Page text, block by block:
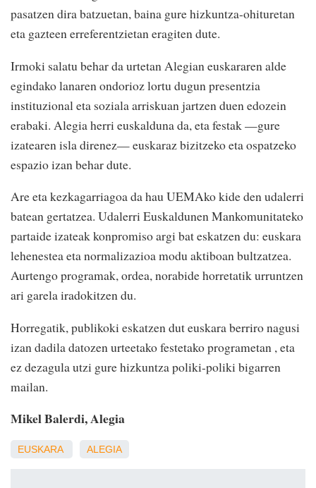
pasatzen dira batzuetan, baina gure hizkuntza-ohituretan
eta gazteen erreferentzietan eragiten dute.
Irmoki salatu behar da urtetan Alegian euskararen alde
egindako lanaren ondorioz lortu dugun presentzia
instituzional eta soziala arriskuan jartzen duen edozein
erabaki. Alegia herri euskalduna da, eta festak —gure
izatearen isla direnez— euskaraz bizitzeko eta ospatzeko
espazio izan behar dute.
Are eta kezkagarriagoa da hau UEMAko kide den udalerri
batean gertatzea. Udalerri Euskaldunen Mankomunitateko
partaide izateak konpromiso argi bat eskatzen du: euskara
lehenestea eta normalizazioa modu aktiboan bultzatzea.
Aurtengo programak, ordea, norabide horretatik urruntzen
ari garela iradokitzen du.
Horregatik, publikoki eskatzen dut euskara berriro nagusi
izan dadila datozen urteetako festetako programetan , eta
ez dezagula utzi gure hizkuntza poliki-poliki bigarren
mailan.
Mikel Balerdi, Alegia
EUSKARA ALEGIA